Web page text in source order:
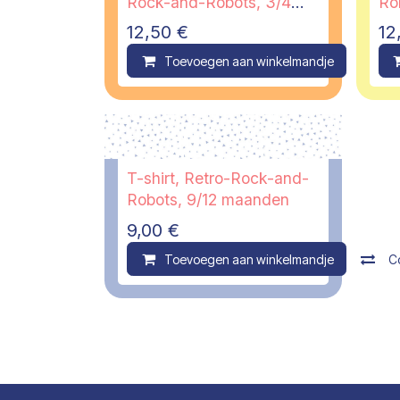
jaar
12,50 €
Toevoegen aan winkelmandje
T-shirt, Retro-Rock-and-
Robots, 9/12 maanden
9,00 €
Toevoegen aan winkelmandje